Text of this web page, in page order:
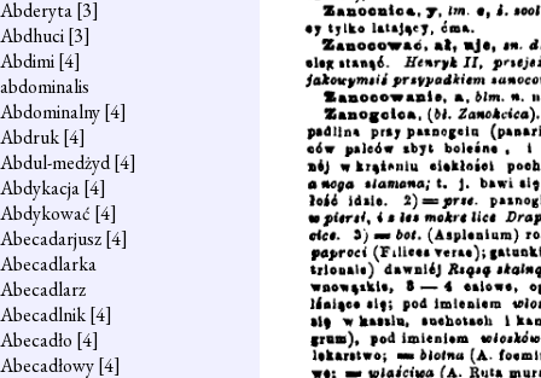
Abderyta[3]
Abdhuci[3]
Abdimi[4]
abdominalis
Abdominalny[4]
Abdruk[4]
Abdul-medżyd[4]
Abdykacja[4]
Abdykować [4]
Abecadarjusz[4]
Abecadlarka
Abecadlarz
Abecadlnik[4]
Abecadło [4]
Abecadłowy[4]